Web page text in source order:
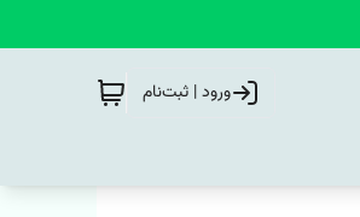
ورود | ثبت‌نام